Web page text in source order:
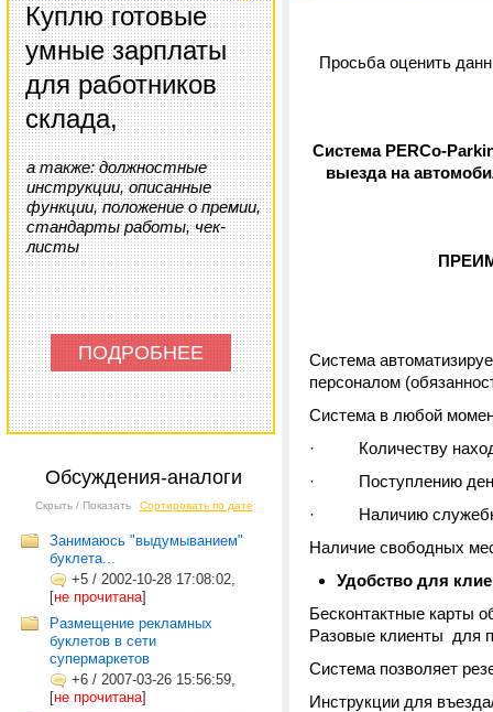
Куплю готовые
умные зарплаты
для работников
склада,
а также: должностные
инструкции, описанные
функции, положение о премии,
стандарты работы, чек-
листы
ПОДРОБНЕЕ
Обсуждения-аналоги
Скрыть / Показать Сортировать по дате
Занимаюсь "выдумыванием"
буклета...
+5 / 2002-10-28 17:08:02,
[не прочитана]
Размещение рекламных
буклетов в сети
супермаркетов
+6 / 2007-03-26 15:56:59,
[не прочитана]
Просьба оценить
Cистема PERCo-
выезда на
Система
персоналом
Система в любой
· Количеству
· Поступлению
· Наличию
Наличие свободных
Удобство для
Бесконтактные карты
Разовые клиенты для
Система позволяет
Инструкции для